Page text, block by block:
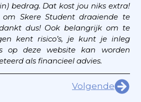
bedrag. Dat kost jou niks extra!
Skere Student draaiende te
dus! Ook belangrijk om te
kent risico’s, je kunt je inleg
op deze website kan worden
als financieel advies.
Volgende